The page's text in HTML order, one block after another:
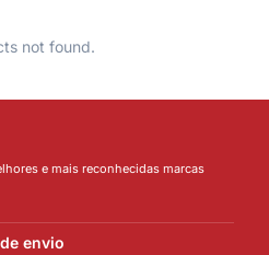
not found.
e mais reconhecidas marcas
envio